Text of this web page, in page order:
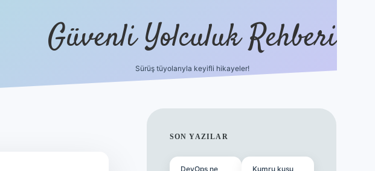
Güvenli Yolculuk Rehberi
Sürüş tüyolarıyla keyifli hikayeler!
SIDEBAR
SON YAZILAR
DevOps ne
Kumru kuşu
grandoperabet